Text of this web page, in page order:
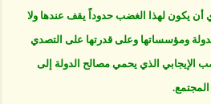
يكون لهذا الغضب حدوداً يقف عندها ولا
ومؤسساتها وعلى قدرتها على التصدي
الإيجابي الذي يحمي مصالح الدولة إلى